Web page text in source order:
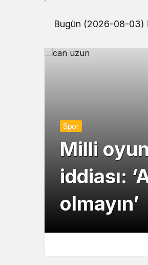
Bugün (2026-08-03)
Spor
Milli
iddiası:
olmayın’